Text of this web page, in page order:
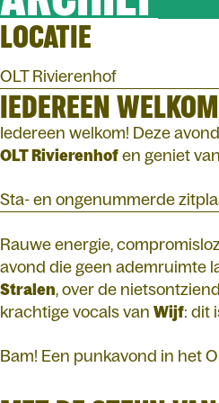
LOCATIE
OLT Rivierenhof
IEDEREEN WELKOM
Iedereen welkom! Deze
OLT Rivierenhof en geniet
Sta- en ongenummerde
Rauwe energie,
avond die geen ademruimte
Stralen, over de
krachtige vocals van Wijf: dit
Bam! Een punkavond in het